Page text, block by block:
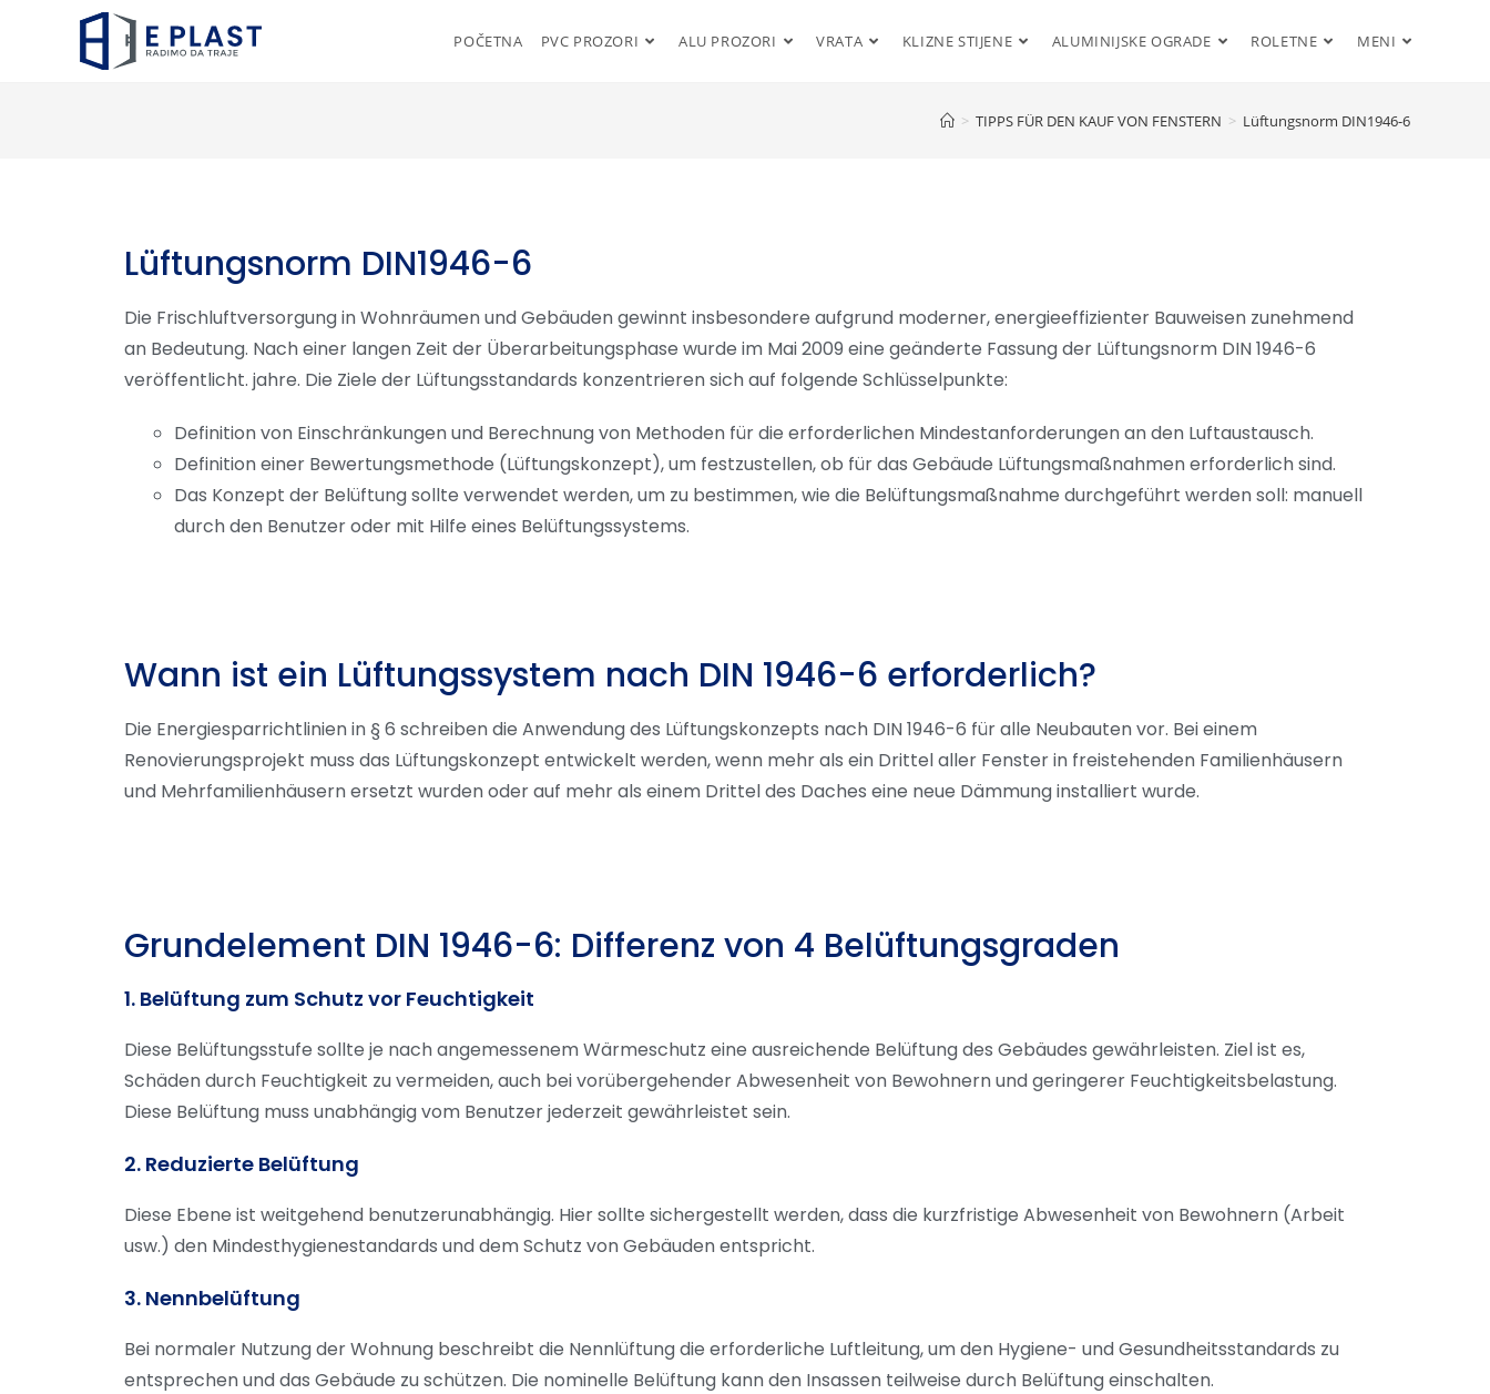
POČETNA PVC PROZORI ALU PROZORI VRATA KLIZNE STIJENE ALUMINIJSKE OGRADE ROLETNE MENI
> TIPPS FÜR DEN KAUF VON FENSTERN > Lüftungsnorm DIN1946-6
Lüftungsnorm DIN1946-6
Die Frischluftversorgung in Wohnräumen und Gebäuden gewinnt insbesondere aufgrund moderner, energieeffizienter Bauweisen zunehmend
an Bedeutung. Nach einer langen Zeit der Überarbeitungsphase wurde im Mai 2009 eine geänderte Fassung der Lüftungsnorm DIN 1946-6
veröffentlicht. jahre. Die Ziele der Lüftungsstandards konzentrieren sich auf folgende Schlüsselpunkte:
Definition von Einschränkungen und Berechnung von Methoden für die erforderlichen Mindestanforderungen an den Luftaustausch.
Definition einer Bewertungsmethode (Lüftungskonzept), um festzustellen, ob für das Gebäude Lüftungsmaßnahmen erforderlich sind.
Das Konzept der Belüftung sollte verwendet werden, um zu bestimmen, wie die Belüftungsmaßnahme durchgeführt werden soll: manuell
durch den Benutzer oder mit Hilfe eines Belüftungssystems.
Wann ist ein Lüftungssystem nach DIN 1946-6 erforderlich?
Die Energiesparrichtlinien in § 6 schreiben die Anwendung des Lüftungskonzepts nach DIN 1946-6 für alle Neubauten vor. Bei einem
Renovierungsprojekt muss das Lüftungskonzept entwickelt werden, wenn mehr als ein Drittel aller Fenster in freistehenden Familienhäusern
und Mehrfamilienhäusern ersetzt wurden oder auf mehr als einem Drittel des Daches eine neue Dämmung installiert wurde.
Grundelement DIN 1946-6: Differenz von 4 Belüftungsgraden
1. Belüftung zum Schutz vor Feuchtigkeit
Diese Belüftungsstufe sollte je nach angemessenem Wärmeschutz eine ausreichende Belüftung des Gebäudes gewährleisten. Ziel ist es,
Schäden durch Feuchtigkeit zu vermeiden, auch bei vorübergehender Abwesenheit von Bewohnern und geringerer Feuchtigkeitsbelastung.
Diese Belüftung muss unabhängig vom Benutzer jederzeit gewährleistet sein.
2. Reduzierte Belüftung
Diese Ebene ist weitgehend benutzerunabhängig. Hier sollte sichergestellt werden, dass die kurzfristige Abwesenheit von Bewohnern (Arbeit
usw.) den Mindesthygienestandards und dem Schutz von Gebäuden entspricht.
3. Nennbelüftung
Bei normaler Nutzung der Wohnung beschreibt die Nennlüftung die erforderliche Luftleitung, um den Hygiene- und Gesundheitsstandards zu
entsprechen und das Gebäude zu schützen. Die nominelle Belüftung kann den Insassen teilweise durch Belüftung einschalten.